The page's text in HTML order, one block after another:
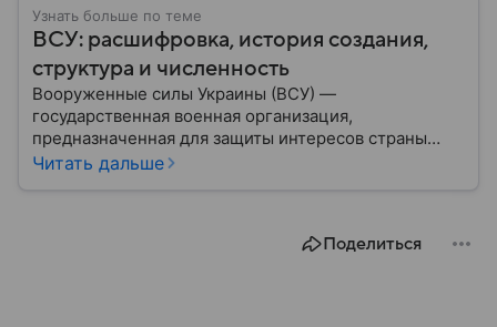
Узнать больше по теме
ВСУ: расшифровка, история создания,
структура и численность
Вооруженные силы Украины (ВСУ) —
государственная военная организация,
предназначенная для защиты интересов страны
военным путем. Была создана после
Читать дальше
Поделиться